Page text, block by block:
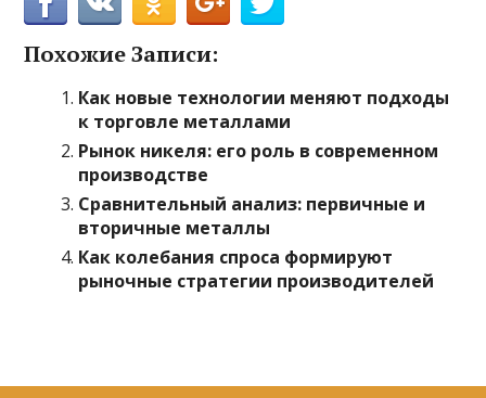
Похожие Записи:
Как новые технологии меняют подходы
к торговле металлами
Рынок никеля: его роль в современном
производстве
Сравнительный анализ: первичные и
вторичные металлы
Как колебания спроса формируют
рыночные стратегии производителей